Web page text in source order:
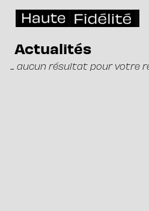
Actualités
... aucun résultat pour votre